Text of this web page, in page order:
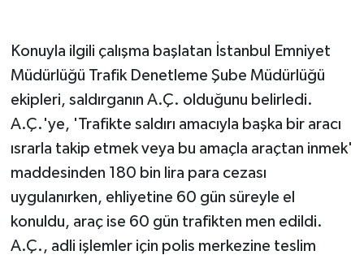
Konuyla ilgili çalışma başlatan İstanbul Emniyet
Müdürlüğü Trafik Denetleme Şube Müdürlüğü
ekipleri, saldırganın A.Ç. olduğunu belirledi.
A.Ç.'ye, 'Trafikte saldırı amacıyla başka bir aracı
ısrarla takip etmek veya bu amaçla araçtan inmek'
maddesinden 180 bin lira para cezası
uygulanırken, ehliyetine 60 gün süreyle el
konuldu, araç ise 60 gün trafikten men edildi.
A.Ç., adli işlemler için polis merkezine teslim